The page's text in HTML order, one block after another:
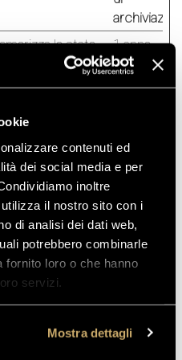
contenuti ed
dei social media e per
inoltre
il nostro sito con i
di analisi dei dati web,
potrebbero combinarle
fornito loro o che hanno
servizi.
Mostra dettagli
lo stato
consenso ai
dell'utente per
1 anno
al sito web di
ne influenzano il
la lingua preferita o la